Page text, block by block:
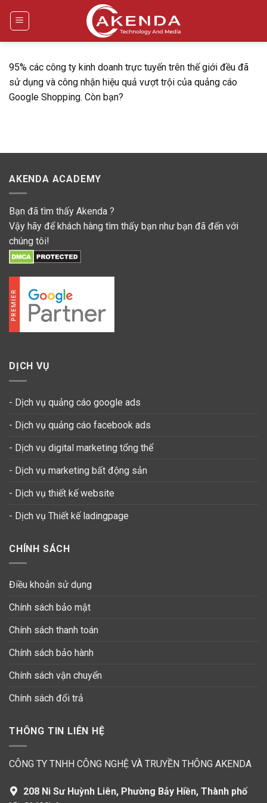
95% các công ty kinh doanh trực tuyến trên thế giới đều đã
sử dụng và công nhận hiệu quả vượt trội của quảng cáo
Google Shopping. Còn bạn?
AKENDA ACADEMY
Bạn đã tìm thấy Akenda ?
Vậy hãy để khách hàng tìm thấy bạn như bạn đã đến với
chúng tôi!
DỊCH VỤ
- Dịch vụ quảng cáo google ads
- Dịch vụ quảng cáo facebook ads
- Dịch vụ digital marketing tổng thể
- Dịch vụ marketing bất động sản
- Dịch vụ thiết kế website
- Dịch vụ Thiết kế ladingpage
CHÍNH SÁCH
Điều khoản sử dụng
Chính sách bảo mật
Chính sách thanh toán
Chính sách bảo hành
Chính sách vận chuyển
Chính sách đổi trả
THÔNG TIN LIÊN HỆ
CÔNG TY TNHH CÔNG NGHỆ VÀ TRUYỀN THÔNG AKENDA
208 Ni Sư Huỳnh Liên, Phường Bảy Hiền, Thành phố